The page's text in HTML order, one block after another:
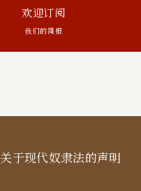
欢迎订阅
我们的简报
关于现代奴隶法的声明